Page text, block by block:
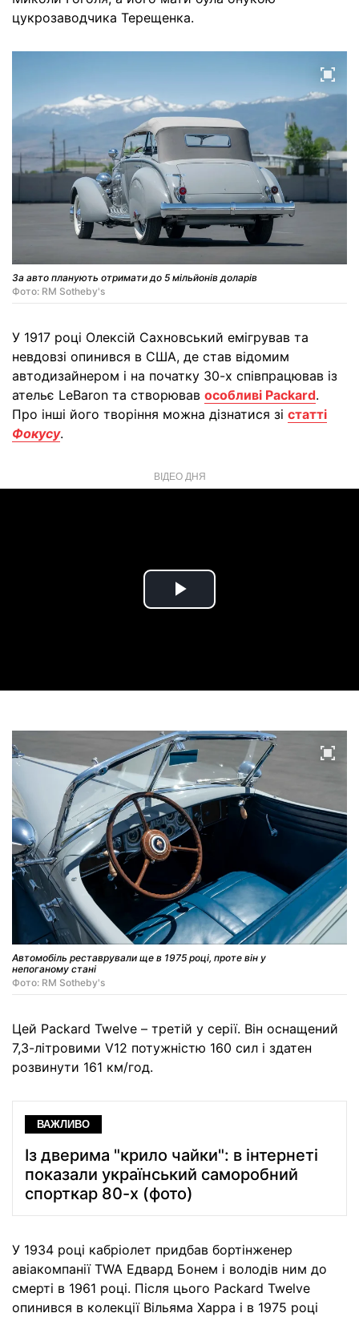
цукрозаводчика Терещенка.
За авто планують отримати до 5 мільйонів доларів
Фото: RM Sotheby's
У 1917 році Олексій Сахновський емігрував та
невдовзі опинився в США, де став відомим
автодизайнером і на початку 30-х співпрацював із
ательє LeBaron та створював особливі Packard.
Про інші його творіння можна дізнатися зі статті
Фокусу.
ВІДЕО ДНЯ
Play
Автомобіль реставрували ще в 1975 році, проте він у
непоганому стані
Фото: RM Sotheby's
Цей Packard Twelve – третій у серії. Він оснащений
7,3-літровими V12 потужністю 160 сил і здатен
розвинути 161 км/год.
ВАЖЛИВО
Із дверима "крило чайки": в інтернеті
показали український саморобний
спорткар 80-х (фото)
У 1934 році кабріолет придбав бортінженер
авіакомпанії TWA Едвард Бонем і володів ним до
смерті в 1961 році. Після цього Packard Twelve
опинився в колекції Вільяма Харра і в 1975 році